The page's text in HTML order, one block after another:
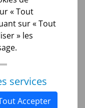
« Tout
sur « Tout
» les
services
Accepter
être utilisées à
à tout moment
précisées ci-
que
sont pas
transférées en